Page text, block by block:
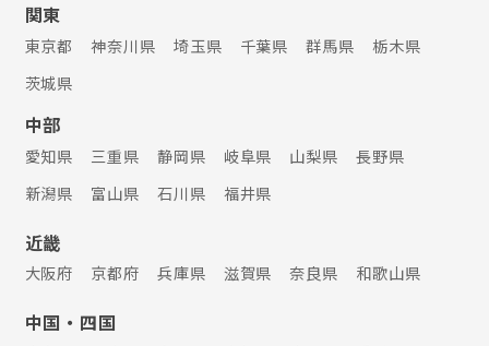
関東
東京都 神奈川県 埼玉県 千葉県 群馬県
栃木県
茨城県
中部
愛知県 三重県 静岡県 岐阜県 山梨県
長野県
新潟県
富山県 石川県 福井県
近畿
大阪府 京都府 兵庫県 滋賀県 奈良県 和歌山県
中国・四国